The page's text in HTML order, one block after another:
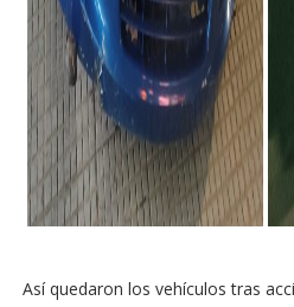
Así quedaron los vehículos tras